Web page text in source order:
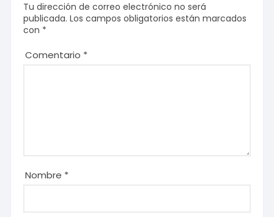
Tu dirección de correo electrónico no será
publicada. Los campos obligatorios están marcados
con *
Comentario *
Nombre *